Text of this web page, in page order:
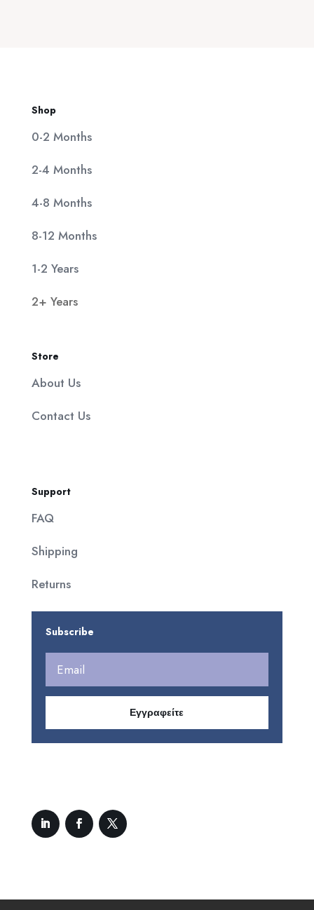
Shop
0-2 Months
2-4 Months
4-8 Months
8-12 Months
1-2 Years
2+ Years
Store
About Us
Contact Us
Support
FAQ
Shipping
Returns
Subscribe
Εγγραφείτε